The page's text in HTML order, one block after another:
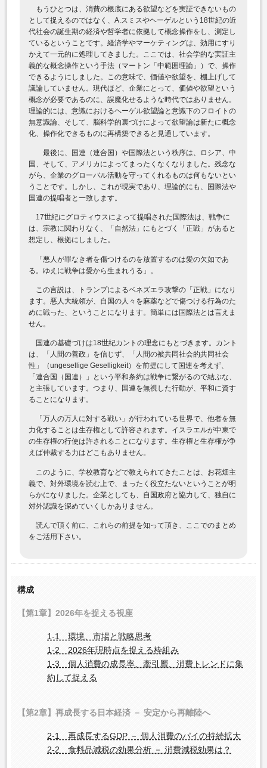
もうひとつは、消費の根底にある欲望などを実証できないもの
として捉えるのではなく、A.スミスやヘーゲルという18世紀の近
代社会の誕生期の経済や哲学者に依拠して概念操作をし、測定し
ているということです。経済学やマーケティングは、効用にすり
かえて一元的に処理してきました。ここでは、社会学的な実証主
義的な概念操作という手法（マートン「中範囲理論」）で、操作
できるようにしました。この意味で、価値や欲望を、棚上げして
議論していません。現代ほど、企業にとって、価値や欲望という
概念が必要であるのに、誤魔化せるような時代ではありません。
理論的には、意識におけるヘーゲル欲望論と意識下のフロイトの
無意識論、そして、脳科学的裏づけによって欲望論は新たに概念
化、操作化できるものに再構築できると見通しています。
最後に、国連（連合国）や国際法という秩序は、ロシア、中
国、そして、アメリカによってまったくなくなりました。残念な
がら、企業のグローバル活動を守ってくれるものは何もないとい
うことです。しかし、これが現実であり、理論的にも、国際法や
国連の提唱者と一致します。
17世紀にグロティウスによって提唱された国際法は、戦争に
は、宗教に関わりなく、「自然法」にもとづく「正戦」があると
想定し、根拠にしました。
「悪人が罪なき者を傷つけるのを放置するのは愛の欠如であ
る。ゆえに戦争は愛から生まれうる」。
この言説は、トランプによるベネズエラ攻撃の「正戦」になり
ます。悪人大統領が、自国の人々を麻薬などで傷つける行為のた
めに戦った、ということになります。簡単には国際法とは言えま
せん。
国連の基礎づけは18世紀カントの理念にもとづきます。カント
は、「人間の善政」を信じず、「人間の被共同社会的共同社会
性」（ungesellige Geselligkeit）を前提にして国連を考えず、
「連合国（国連）」という平和条約は戦争に繋がるので結ぶな、
と主張しています。つまり、国連を無視した行動が、平和に資す
ることになります。
「万人の万人に対する戦い」が行われている世界で、他者を無
力化することは生存権として許容されます。イスラエルが中東で
の生存権の行使は許されることになります。生存権と生存権が争
えば仲裁する力はどこもありません。
このように、学校教育などで教えられてきたことは、お花畑主
義で、対外環境を読む上で、まったく役立たないということが明
らかになりました。企業としても、自国政府と協力して、独自に
対外認識を深めていくしかありません。
読んで頂く前に、これらの前提を知って頂き、ここでのまとめ
をご活用下さい。
構成
【第1章】2026年を捉える視座
1-1 環境、市場と戦略思考
1-2 2026年現時点を捉える枠組み
1-3 個人消費の成長率、牽引層、消費トレンドに集
約して捉える
【第2章】再成長する日本経済 － 安定から再離陸へ
2-1 再成長するGDP － 個人消費のパイの持続拡大
2-2 食料品減税の効果分析 － 消費減税効果は？